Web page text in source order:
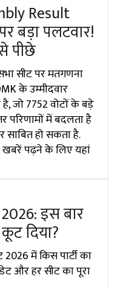
Result
बड़ा पलटवार!
पीछे
सीट पर मतगणना
के उम्मीदवार
जो 7752 वोटों के बड़े
परिणामों में बदलता है
हो सकता है.
खबरें पढ़ने के लिए यहां
इस बार
दिया?
में किस पार्टी का
और हर सीट का पूरा